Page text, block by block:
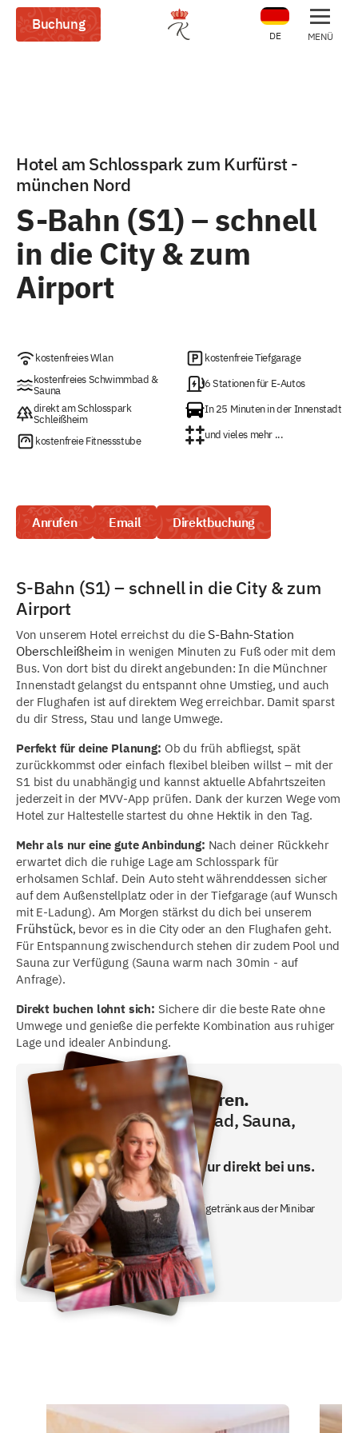
Buchung
DE MENÜ
S-Bahn (S1) – schnell
in die City & zum
Airport
Hotel am Schlosspark zum Kurfürst -
münchen Nord
kostenfreies Wlan
kostenfreies Schwimmbad &
Sauna
direkt am Schlosspark
Schleißheim
kostenfreie Fitnessstube
kostenfreie Tiefgarage
6 Stationen für E-Autos
In 25 Minuten in der Innenstadt
und vieles mehr ...
Anrufen Email Direktbuchung
S-Bahn (S1) – schnell in die City & zum
Airport
Von unserem Hotel erreichst du die S-Bahn-Station
Oberschleißheim in wenigen Minuten zu Fuß oder mit dem
Bus. Von dort bist du direkt angebunden: In die Münchner
Innenstadt gelangst du entspannt ohne Umstieg, und auch
der Flughafen ist auf direktem Weg erreichbar. Damit sparst
du dir Stress, Stau und lange Umwege.
Perfekt für deine Planung: Ob du früh abfliegst, spät
zurückkommst oder einfach flexibel bleiben willst – mit der
S1 bist du unabhängig und kannst aktuelle Abfahrtszeiten
jederzeit in der MVV-App prüfen. Dank der kurzen Wege vom
Hotel zur Haltestelle startest du ohne Hektik in den Tag.
Mehr als nur eine gute Anbindung: Nach deiner Rückkehr
erwartet dich die ruhige Lage am Schlosspark für
erholsamen Schlaf. Dein Auto steht währenddessen sicher
auf dem Außenstellplatz oder in der Tiefgarage (auf Wunsch
mit E-Ladung). Am Morgen stärkst du dich bei unserem
Frühstück, bevor es in die City oder an den Flughafen geht.
Für Entspannung zwischendurch stehen dir zudem Pool und
Sauna zur Verfügung (Sauna warm nach 30min - auf
Anfrage).
Direkt buchen lohnt sich: Sichere dir die beste Rate ohne
Umwege und genieße die perfekte Kombination aus ruhiger
Lage und idealer Anbindung.
Direkt buchen und sparen.
Frühstück, Schwimmbad, Sauna,
Fitness inklusive!
Den besten Preis gibt es nur direkt bei uns.
- inklusive Frühstücksbuffet
- ein gratis nicht alkoholisches Freigetränk aus der Minibar
oder unserem Nachtbutler.
Jetzt Preis checken!